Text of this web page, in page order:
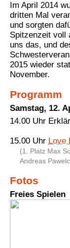
Im April 2014
dritten Mal
und sorgten
Spitzenzeit voll
uns das, und
2015 wieder
November.
Programm
Samstag, 12.
14.00 Uhr
15.00 Uhr Love
(1. Platz Max
Andreas
Fotos
Freies Spielen